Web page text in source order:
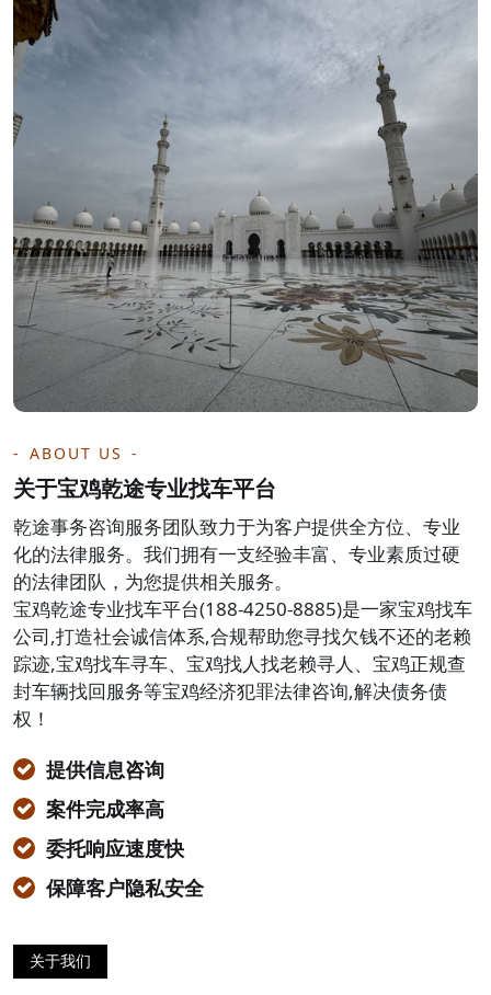
ABOUT US
关于宝鸡乾途专业找车平台
乾途事务咨询服务团队致力于为客户提供全方位、专业
化的法律服务。我们拥有一支经验丰富、专业素质过硬
的法律团队，为您提供相关服务。
宝鸡乾途专业找车平台(188-4250-8885)是一家宝鸡找车
公司,打造社会诚信体系,合规帮助您寻找欠钱不还的老赖
踪迹,宝鸡找车寻车、宝鸡找人找老赖寻人、宝鸡正规查
封车辆找回服务等宝鸡经济犯罪法律咨询,解决债务债
权！
提供信息咨询
案件完成率高
委托响应速度快
保障客户隐私安全
关于我们